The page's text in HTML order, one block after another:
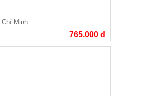
Chí Minh
765.000 đ